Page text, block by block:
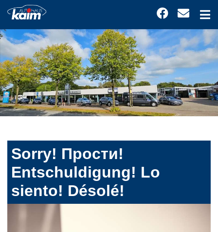
Sorry! Прости!
Entschuldigung! Lo
siento! Désolé!